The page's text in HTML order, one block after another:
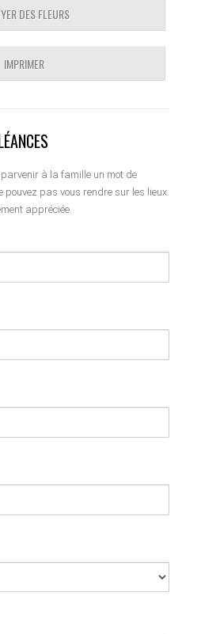
DES FLEURS
IMPRIMER
à la famille un mot de
pouvez pas vous rendre sur les lieux.
appréciée.